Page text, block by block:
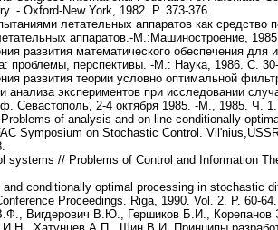
- Oxford-New York, 1982. P. 373-376.
летательных аппаратов как средство
аппаратов.-М.:Машиностроение,
развития математического обеспечения для
проблемы, перспективы. -М.: Наука, 1986. С. 30-
развития теории условно оптимальной
анализа экспериментов при исследовании
Севастополь, 2-4 октября 1985. -М., 1985. Ч. 1.
of analysis and on-line conditionally
Symposium on Stochastic Control.
// Problems of Control and Information
conditionally optimal processing in stochastic
Proceedings. Riga, 1990. Vol. 2. P. 60-64.
Вигдерович В.Ю., Гершиков Б.И., Корепанов